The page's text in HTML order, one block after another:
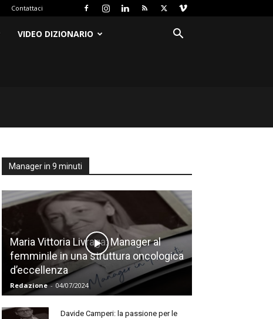
Contattaci
VIDEO DIZIONARIO
Manager in 9 minuti
Maria Vittoria Livraga: Manager al
femminile in una struttura oncologica
d’eccellenza
Redazione - 04/07/2024
Davide Camperi: la passione per le